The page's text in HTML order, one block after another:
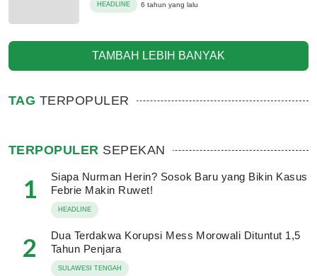
HEADLINE 6 tahun yang lalu
TAMBAH LEBIH BANYAK
TAG TERPOPULER
TERPOPULER SEPEKAN
1
Siapa Nurman Herin? Sosok Baru yang Bikin Kasus
Febrie Makin Ruwet!
HEADLINE
2
Dua Terdakwa Korupsi Mess Morowali Dituntut 1,5
Tahun Penjara
SULAWESI TENGAH